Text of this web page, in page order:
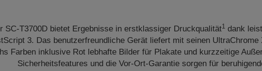
SC-T3700D bietet Ergebnisse in erstklassiger Druckqualität1 dank
3. Das benutzerfreundliche Gerät liefert mit seinen UltraChrome
Farben inklusive Rot lebhafte Bilder für Plakate und kurzzeitige
Sicherheitsfeatures und die Vor-Ort-Garantie sorgen für